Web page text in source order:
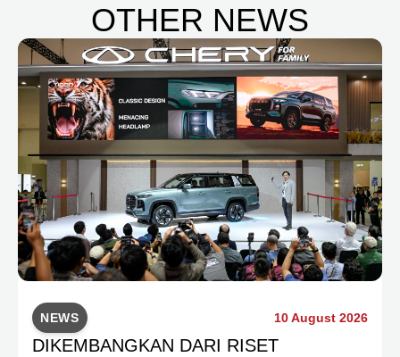
OTHER NEWS
NEWS 10 August 2026
DIKEMBANGKAN DARI RISET